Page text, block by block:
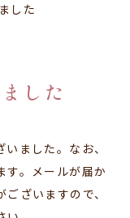
した
した
ました。なお、
す。メールが届か
ざいますので、